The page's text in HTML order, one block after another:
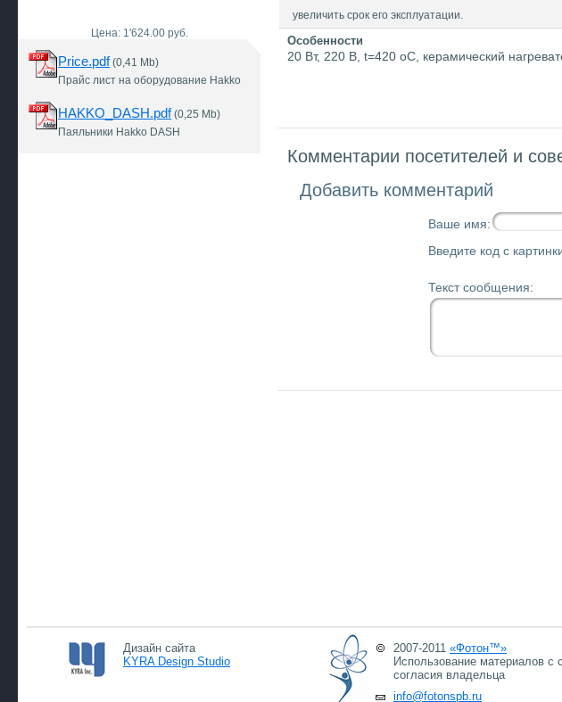
Цена: 1'624.00 руб.
Price.pdf(0,41 Mb)
Прайс лист на оборудование Hakko
HAKKO_DASH.pdf(0,25 Mb)
Паяльники Hakko DASH
увеличить срок его эксплуатации.
Особенности
20 Вт, 220 В, t=420 оC, керамический
Комментарии посетителей и
Добавить комментарий
Ваше имя:
Введите код с
Текст сообщения:
Дизайн сайта
KYRA Design Studio
2007-2011 «Фотон™»
Использование материалов с
согласия владельца
info@fotonspb.ru